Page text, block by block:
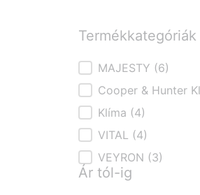
Termékkategóriák
Termékkategóriák
MAJESTY (6)
Cooper & Hunter
Klíma (4)
VITAL (4)
VEYRON (3)
Ár tól-ig